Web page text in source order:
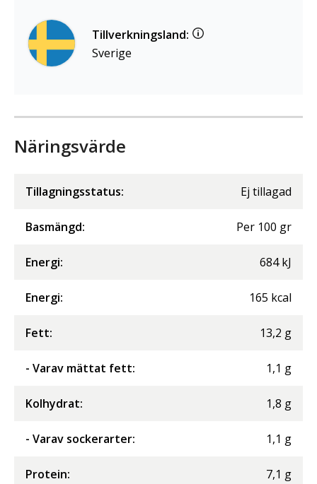
Tillverkningsland:
Sverige
Näringsvärde
Tillagningsstatus: Ej tillagad
Basmängd: Per 100 gr
Energi: 684 kJ
Energi: 165 kcal
Fett: 13,2 g
- Varav mättat fett: 1,1 g
Kolhydrat: 1,8 g
- Varav sockerarter: 1,1 g
Protein: 7,1 g